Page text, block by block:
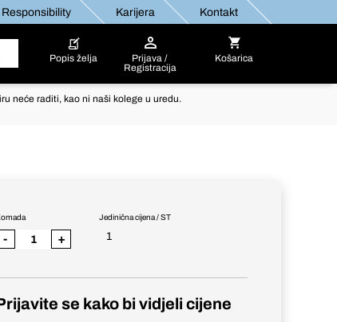
Karijera Kontakt
Popis želja
Prijava /
Registracija
Košarica
neće raditi, kao ni naši kolege u uredu.
Jedinična cijena / ST
1
- +
se kako bi vidjeli cijene